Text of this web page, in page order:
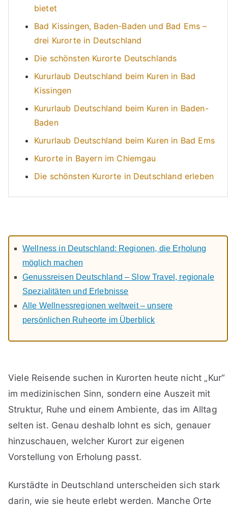
bietet
Bad Kissingen, Baden-Baden und Bad Ems –
drei Kurorte in Deutschland
Die schönsten Kurorte Deutschlands
Kururlaub Deutschland beim Kuren in Bad
Kissingen
Kururlaub Deutschland beim Kuren in Baden-
Baden
Kururlaub Deutschland beim Kuren in Bad Ems
Kurorte in Bayern im Chiemgau
Die schönsten Kurorte in Deutschland erleben
Wellness in Deutschland: Regionen, die Erholung
möglich machen
Genussreisen Deutschland – Slow Travel, regionale
Spezialitäten und Erlebnisse
Alle Wellnessregionen weltweit – unsere
persönlichen Ruheorte im Überblick
Viele Reisende suchen in Kurorten heute nicht „Kur“
im medizinischen Sinn, sondern eine Auszeit mit
Struktur, Ruhe und einem Ambiente, das im Alltag
selten ist. Genau deshalb lohnt es sich, genauer
hinzuschauen, welcher Kurort zur eigenen
Vorstellung von Erholung passt.
Kurstädte in Deutschland unterscheiden sich stark
darin, wie sie heute erlebt werden. Manche Orte